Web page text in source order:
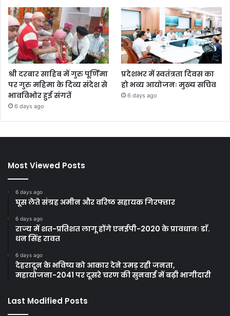
श्री दरबार साहिब में गुरु पूर्णिमा
पर गुरु महिमा के दिव्य संदेश से
भावविभोर हुई संगतें
6 days ago
प्रदेशभर में स्वतंत्रता दिवस का
हो भव्य आयोजनः मुख्य सचिव
6 days ago
Most Viewed Posts
6 days ago
घूस लेते संग्रह अमीन और वरिष्ठ सहायक गिरफ्तार
6 days ago
राज्य में शत-प्रतिशत लागू होंगे एनईपी-2020 के प्रावधानः डाॅ.
धन सिंह रावत
6 days ago
देहरादून के भविष्य को आकार देने उमड़ रही जनता,
महायोजना-2041 पर दूसरे चरण की सुनवाई में बढ़ी भागीदारी
Last Modified Posts